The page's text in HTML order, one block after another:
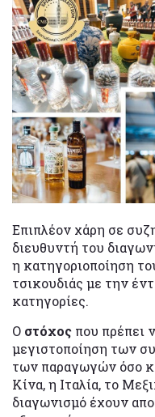
Επιπλέον χάρη σε
διευθυντή του
η κατηγοριοποίηση
τσικουδιάς με την
κατηγορίες.
Ο στόχος που πρέπει
μεγιστοποίηση των
των παραγωγών όσο
Κίνα, η Ιταλία, το
διαγωνισμό έχουν